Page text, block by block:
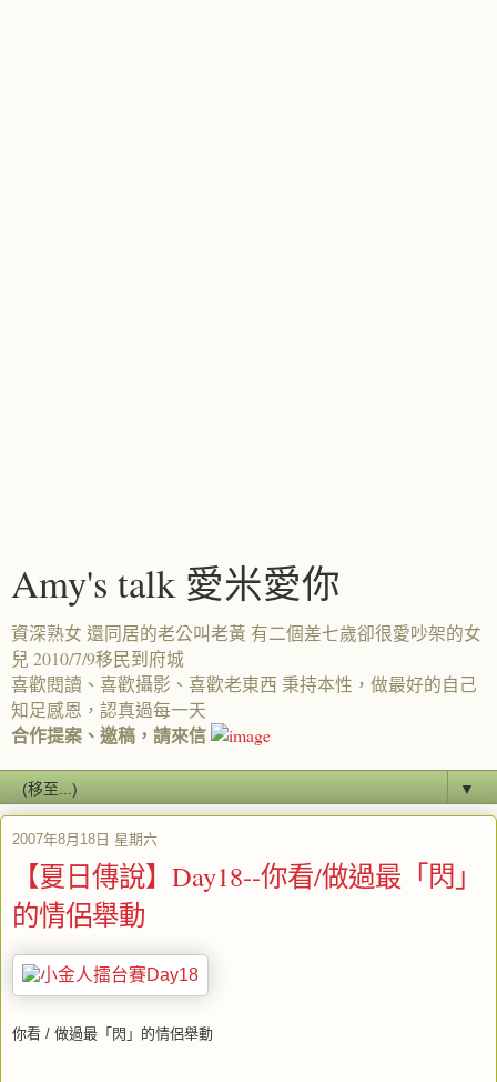
Amy's talk 愛米愛你
資深熟女 還同居的老公叫老黃 有二個差七歲卻很愛吵架的女
兒 2010/7/9移民到府城
喜歡閱讀、喜歡攝影、喜歡老東西 秉持本性，做最好的自己
知足感恩，認真過每一天
合作提案、邀稿，請來信
▼
2007年8月18日 星期六
【夏日傳說】Day18--你看/做過最「閃」
的情侶舉動
你看 / 做過最「閃」的情侶舉動